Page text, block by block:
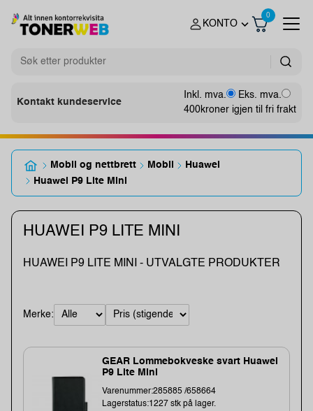
KONTO
0
Kontakt kundeservice
Inkl. mva.
Eks. mva.
400kroner igjen til fri frakt
Mobil og nettbrett Mobil
Huawei
Huawei P9 Lite Mini
HUAWEI P9 LITE MINI
HUAWEI P9 LITE MINI - UTVALGTE PRODUKTER
Merke:
GEAR Lommebokveske svart Huawei
P9 Lite Mini
Varenummer:285885 /658664
Lagerstatus:1227 stk på lager.